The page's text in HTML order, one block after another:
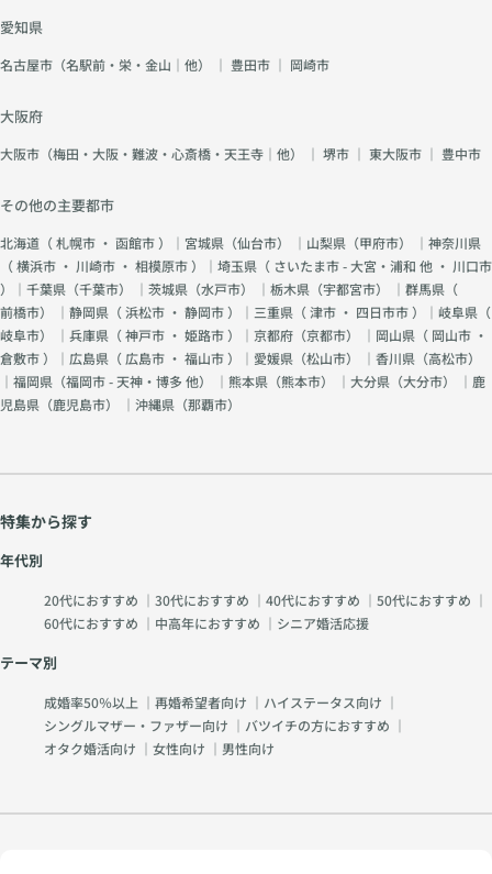
愛知県
名古屋市（名駅前・栄・金山｜他） ｜ 豊田市 ｜ 岡崎市
大阪府
大阪市（梅田・大阪・難波・心斎橋・天王寺｜他） ｜ 堺市 ｜ 東大阪市 ｜ 豊中市
その他の主要都市
北海道（札幌市 ・ 函館市）｜宮城県（仙台市） ｜山梨県（甲府市） ｜神奈川県
（横浜市 ・ 川崎市 ・ 相模原市）｜埼玉県（ さいたま市 - 大宮・浦和 他 ・ 川口市
）｜千葉県（千葉市） ｜茨城県（水戸市） ｜栃木県（宇都宮市） ｜群馬県（
前橋市） ｜静岡県（浜松市 ・ 静岡市）｜三重県（津市 ・ 四日市市）｜岐阜県（
岐阜市） ｜兵庫県（神戸市 ・ 姫路市）｜京都府（京都市） ｜岡山県（ 岡山市 ・
倉敷市）｜広島県（ 広島市 ・ 福山市）｜愛媛県（松山市） ｜香川県（高松市）
｜福岡県（福岡市 - 天神・博多 他） ｜熊本県（熊本市） ｜大分県（大分市） ｜鹿
児島県（鹿児島市） ｜沖縄県（那覇市）
特集から探す
年代別
20代におすすめ ｜ 30代におすすめ ｜ 40代におすすめ ｜ 50代におすすめ ｜
60代におすすめ ｜ 中高年におすすめ ｜ シニア婚活応援
テーマ別
成婚率50％以上 ｜ 再婚希望者向け ｜ ハイステータス向け ｜
シングルマザー・ファザー向け ｜ バツイチの方におすすめ ｜
オタク婚活向け ｜ 女性向け ｜ 男性向け